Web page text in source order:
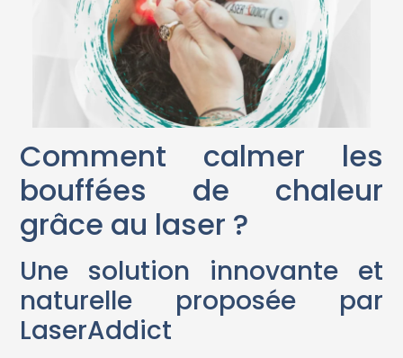
Comment calmer les
bouffées de chaleur
grâce au laser ?
Une solution innovante et
naturelle proposée par
LaserAddict